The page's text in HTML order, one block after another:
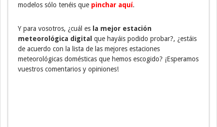
modelos sólo tenéis que pinchar aquí.
Y para vosotros, ¿cuál es la mejor estación
meteorológica digital que hayáis podido probar?, ¿estáis
de acuerdo con la lista de las mejores estaciones
meteorológicas domésticas que hemos escogido? ¡Esperamos
vuestros comentarios y opiniones!